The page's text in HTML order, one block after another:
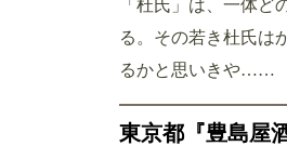
「杜氏」は、一体
る。その若き杜氏は
るかと思いきや……
東京都『豊島屋